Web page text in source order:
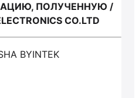
ПОЛУЧЕННУЮ /
CO.LTD
BYINTEK